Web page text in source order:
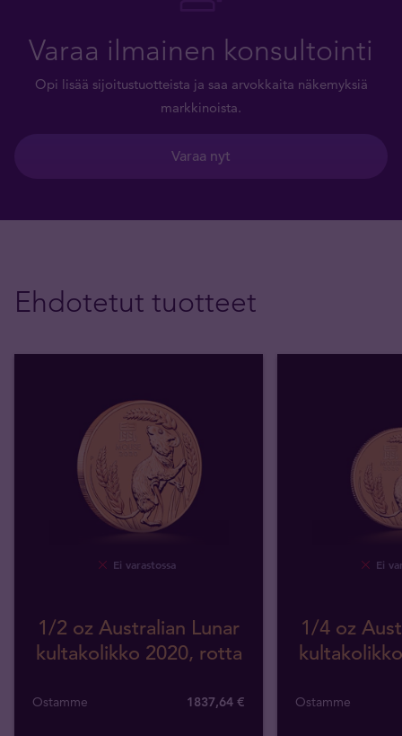
Varaa ilmainen konsultointi
Opi lisää sijoitustuotteista ja saa arvokkaita näkemyksiä
markkinoista.
Varaa nyt
Ehdotetut tuotteet
Ei varastossa
1/2 oz Australian Lunar
kultakolikko 2020, rotta
Ostamme 1837,64 €
Ei
1/4 oz
Ostamme